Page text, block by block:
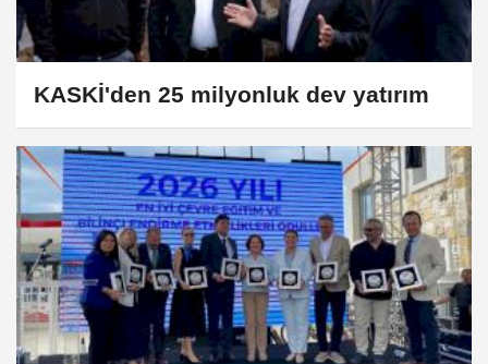
KASKİ'den 25 milyonluk dev yatırım